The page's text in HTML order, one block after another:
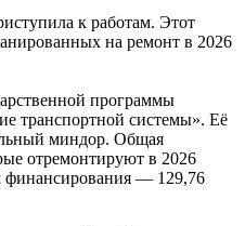
к работам. Этот
на ремонт в 2026
программы
транспортной системы». Её
миндор. Общая
отремонтируют в 2026
финансирования — 129,76